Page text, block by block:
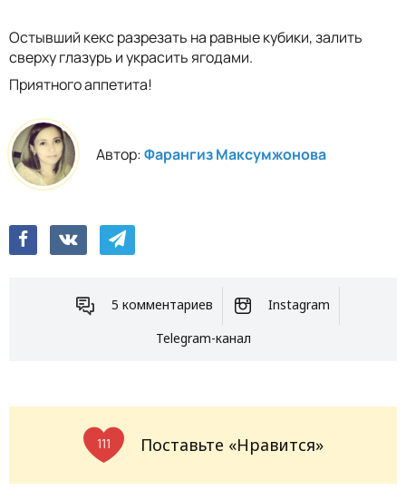
Остывший кекс разрезать на равные кубики, залить
сверху глазурь и украсить ягодами.
Приятного аппетита!
Автор:Фарангиз Максумжонова
5 комментариев
Instagram
Telegram-канал
111 Поставьте «Нравится»